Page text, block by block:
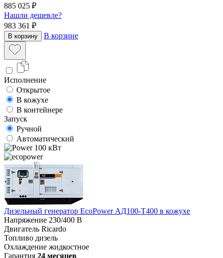
885 025 ₽
Нашли дешевле?
983 361 ₽
В корзину В корзине
Исполнение
Открытое
В кожухе
В контейнере
Запуск
Ручной
Автоматический
100 кВт
Дизельный генератор EcoPower АД100-T400 в кожухе
Напряжение 230/400 В
Двигатель Ricardo
Топливо дизель
Охлаждение жидкостное
Гарантия 24 месяцев